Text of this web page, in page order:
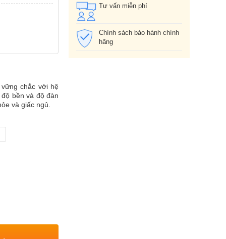
chắc với hệ
bền và độ đàn
và giấc ngủ.
Tư vấn miễn phí
Chính sách bảo hành chính
hãng